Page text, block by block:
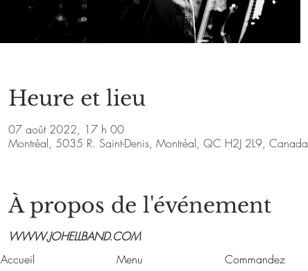
Heure et lieu
07 août 2022, 17 h 00
Montréal, 5035 R. Saint-Denis, Montréal, QC H2J 2L9, Canada
À propos de l'événement
WWW.JOHELLBAND.COM
Accueil
Menu Commandez